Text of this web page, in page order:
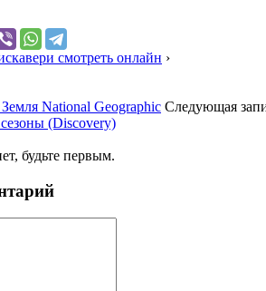
смотреть онлайн ›
National Geographic Следующая
(Discovery)
будьте первым.